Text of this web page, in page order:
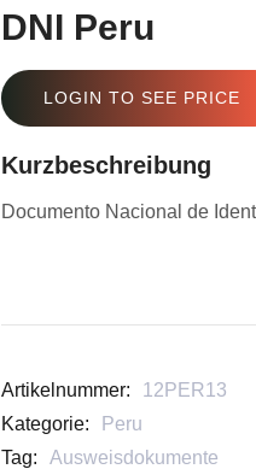
DNI Peru
LOGIN TO SEE PRICE
Kurzbeschreibung
Documento Nacional de
Artikelnummer:
12PER13
Kategorie:
Peru
Tag:
Ausweisdokumente